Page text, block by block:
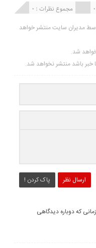
مجموع نظرات : 0
مدیران سایت منتشر خواهد
شد.
خبر باشد منتشر نخواهد شد.
ارسال نظر پاک کردن !
که دوباره دیدگاهی